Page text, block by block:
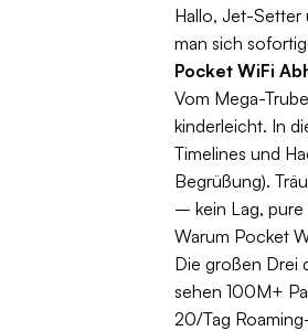
Hallo, Jet-Setter
man sich
Pocket WiFi
Vom Mega-
kinderleicht. In
Timelines und
Begrüßung).
– kein Lag, pure
Warum Pocket
Die großen Drei
sehen 100M+
20/Tag